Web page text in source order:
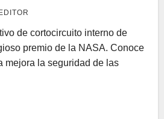
EDITOR
de cortocircuito interno de
premio de la NASA. Conoce
mejora la seguridad de las